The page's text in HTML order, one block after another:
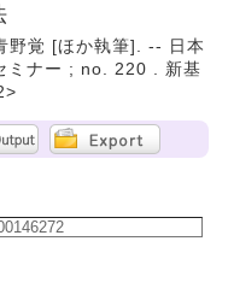
野覚 [ほか執筆]. -- 日本
ミナー ; no. 220 . 新基